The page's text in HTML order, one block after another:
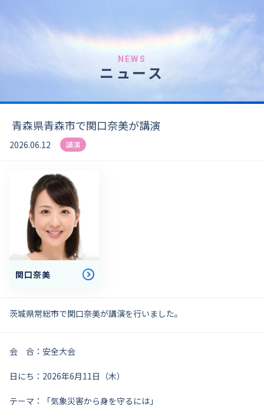
NEWS
ニュース
青森県青森市で関口奈美が講演
2026.06.12 講演
関口奈美
茨城県常総市で関口奈美が講演を行いました。
会 合：安全大会
日にち：2026年6月11日（木）
テーマ：「気象災害から身を守るには」